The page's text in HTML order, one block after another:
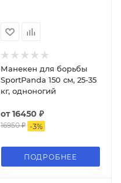
Манекен для борьбы
SportPanda 150 см, 25-35
кг, одноногий
от16450 ₽
16950 ₽ -3%
ПОДРОБНЕЕ